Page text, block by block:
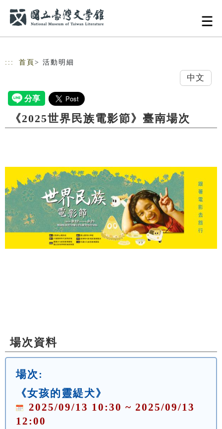
::: 首頁 > 活動明細
中文
《2025世界民族電影節》臺南場次
場次資料
場次:
《女孩的靈緹犬》
2025/09/13 10:30 ~ 2025/09/13
12:00